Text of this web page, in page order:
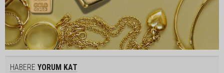
HABERE YORUM KAT